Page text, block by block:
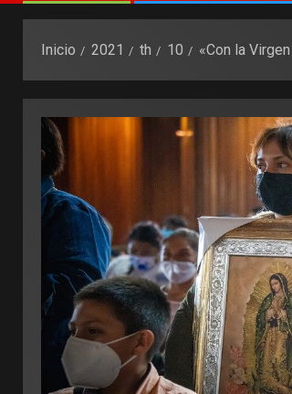
Inicio 2021 th 10 «Con la